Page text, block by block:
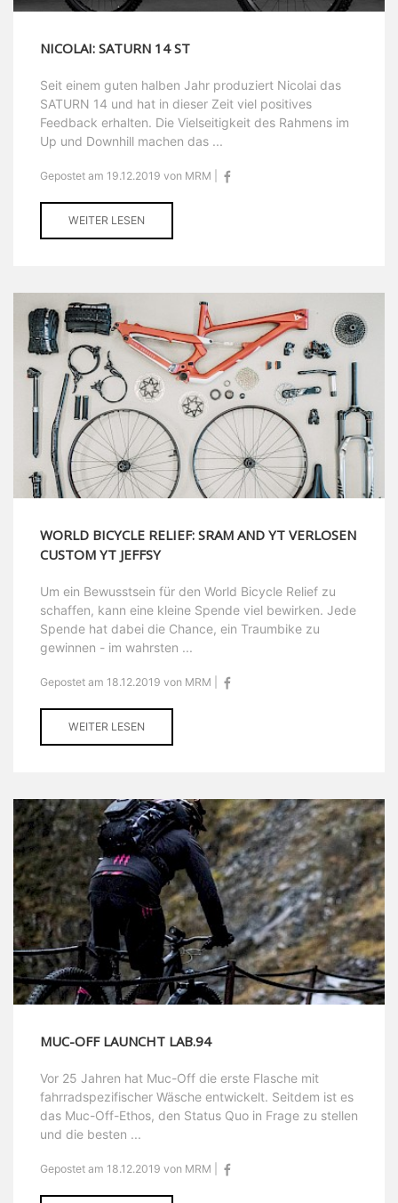
NICOLAI: SATURN 14 ST
Seit einem guten halben Jahr produziert Nicolai das
SATURN 14 und hat in dieser Zeit viel positives
Feedback erhalten. Die Vielseitigkeit des Rahmens im
Up und Downhill machen das ...
Gepostet am 19.12.2019 von MRM |
WEITER LESEN
WORLD BICYCLE RELIEF: SRAM AND YT VERLOSEN
CUSTOM YT JEFFSY
Um ein Bewusstsein für den World Bicycle Relief zu
schaffen, kann eine kleine Spende viel bewirken. Jede
Spende hat dabei die Chance, ein Traumbike zu
gewinnen - im wahrsten ...
Gepostet am 18.12.2019 von MRM |
WEITER LESEN
MUC-OFF LAUNCHT LAB.94
Vor 25 Jahren hat Muc-Off die erste Flasche mit
fahrradspezifischer Wäsche entwickelt. Seitdem ist es
das Muc-Off-Ethos, den Status Quo in Frage zu stellen
und die besten ...
Gepostet am 18.12.2019 von MRM |